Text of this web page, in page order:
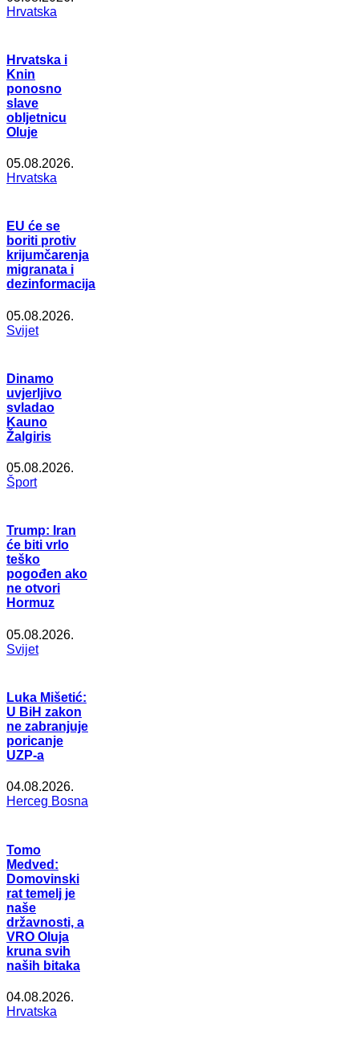
Hrvatska
Hrvatska i
Knin
ponosno
slave
obljetnicu
Oluje
05.08.2026.
Hrvatska
EU će se
boriti protiv
krijumčarenja
migranata i
dezinformacija
05.08.2026.
Svijet
Dinamo
uvjerljivo
svladao
Kauno
Žalgiris
05.08.2026.
Šport
Trump: Iran
će biti vrlo
teško
pogođen ako
ne otvori
Hormuz
05.08.2026.
Svijet
Luka Mišetić:
U BiH zakon
ne zabranjuje
poricanje
UZP-a
04.08.2026.
Herceg Bosna
Tomo
Medved:
Domovinski
rat temelj je
naše
državnosti, a
VRO Oluja
kruna svih
naših bitaka
04.08.2026.
Hrvatska